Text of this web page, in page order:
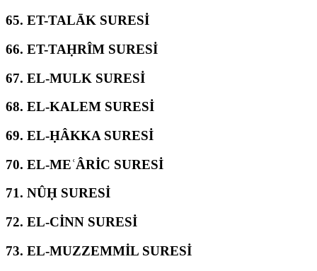
65. ET-TALĀK SURESİ
66. ET-TAḤRÎM SURESİ
67. EL-MULK SURESİ
68. EL-KALEM SURESİ
69. EL-ḤÂKKA SURESİ
70. EL-MEʿÂRİC SURESİ
71. NÛḤ SURESİ
72. EL-CİNN SURESİ
73. EL-MUZZEMMİL SURESİ